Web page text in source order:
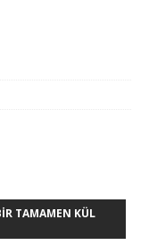
TAMAMEN KÜL